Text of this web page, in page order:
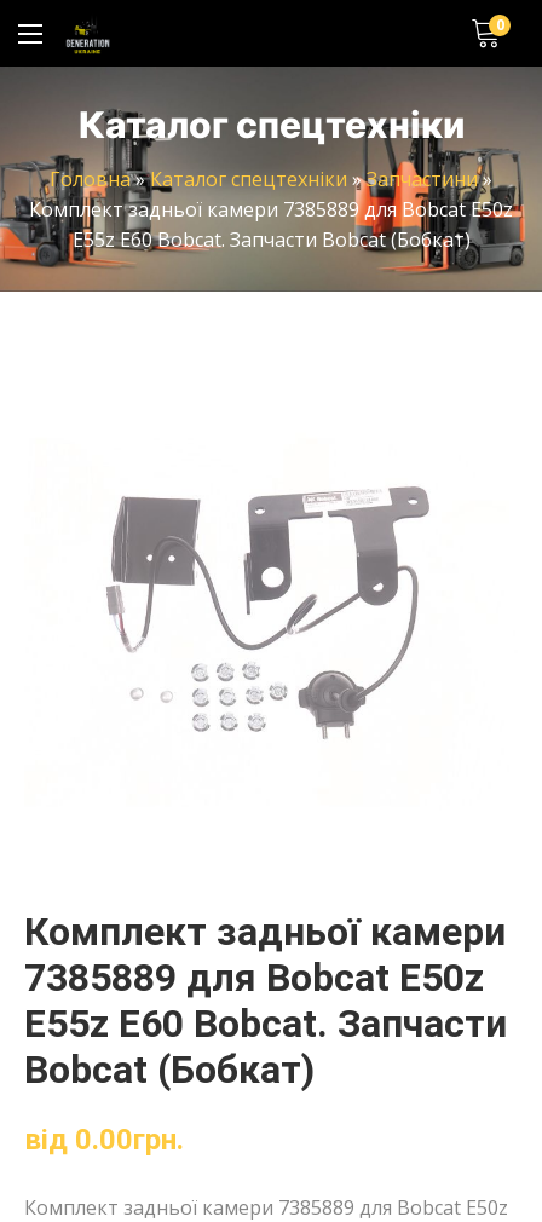
0
Каталог спецтехніки
Головна»Каталог спецтехніки »Запчастини»
Комплект задньої камери 7385889 для Bobcat E50z
E55z E60 Bobcat. Запчасти Bobcat (Бобкат)
Комплект задньої камери
7385889 для Bobcat E50z
E55z E60 Bobcat. Запчасти
Bobcat (Бобкат)
від 0.00грн.
Комплект задньої камери 7385889 для Bobcat E50z